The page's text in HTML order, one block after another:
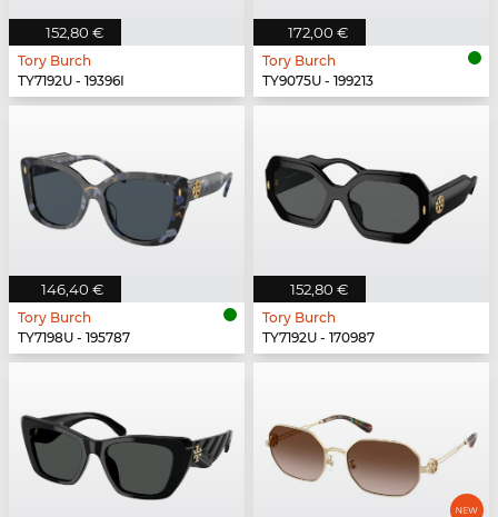
152,80 €
Tory Burch
TY7192U - 19396I
172,00 €
Tory Burch
TY9075U - 199213
146,40 €
Tory Burch
TY7198U - 195787
152,80 €
Tory Burch
TY7192U - 170987